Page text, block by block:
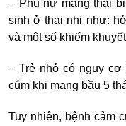
– Phụ nữ mang thai
sinh ở thai nhi như:
và một số khiếm
– Trẻ nhỏ có nguy cơ
cúm khi mang bầu 5
Tuy nhiên, bệnh cảm